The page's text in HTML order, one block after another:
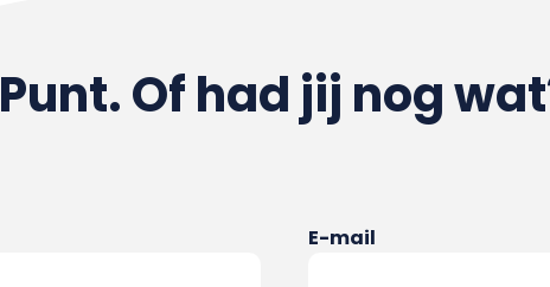
Punt. Of had jij nog
E-mail